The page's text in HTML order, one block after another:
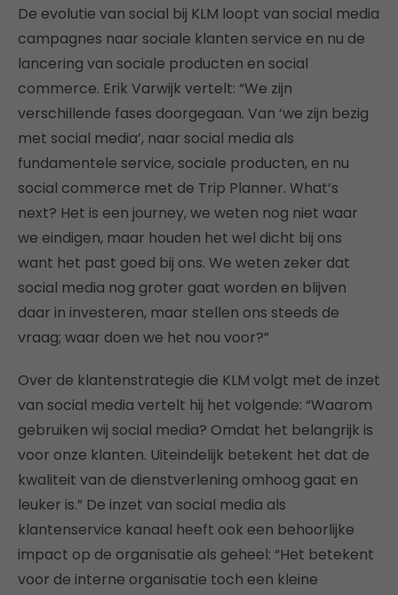
De evolutie van social bij KLM loopt van social media
campagnes naar sociale klanten service en nu de
lancering van sociale producten en social
commerce. Erik Varwijk vertelt: “We zijn
verschillende fases doorgegaan. Van ‘we zijn bezig
met social media’, naar social media als
fundamentele service, sociale producten, en nu
social commerce met de Trip Planner. What’s
next? Het is een journey, we weten nog niet waar
we eindigen, maar houden het wel dicht bij ons
want het past goed bij ons. We weten zeker dat
social media nog groter gaat worden en blijven
daar in investeren, maar stellen ons steeds de
vraag; waar doen we het nou voor?”
Over de klantenstrategie die KLM volgt met de inzet
van social media vertelt hij het volgende: “Waarom
gebruiken wij social media? Omdat het belangrijk is
voor onze klanten. Uiteindelijk betekent het dat de
kwaliteit van de dienstverlening omhoog gaat en
leuker is.” De inzet van social media als
klantenservice kanaal heeft ook een behoorlijke
impact op de organisatie als geheel: “Het betekent
voor de interne organisatie toch een kleine